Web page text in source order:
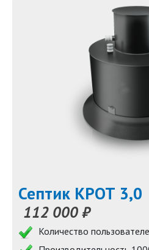
Септик КРОТ 3,0
112 000 ₽
Количество